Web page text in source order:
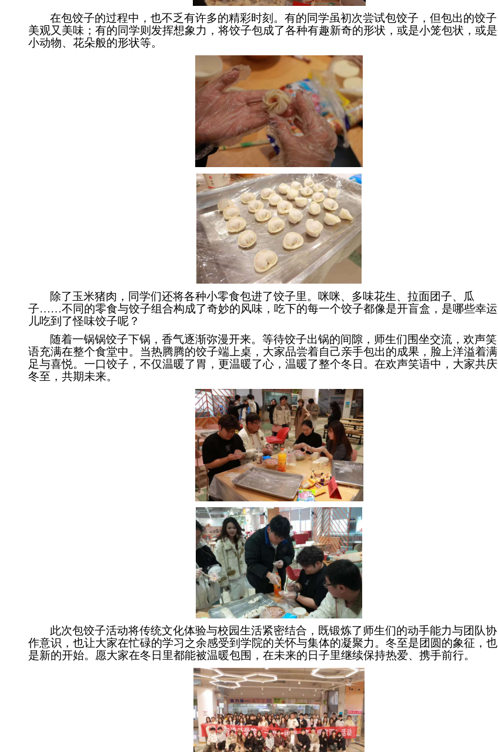
在包饺子的过程中，也不乏有许多的精彩时刻。有的同学虽初次尝试包饺子，但包出的饺子
美观又美味；有的同学则发挥想象力，将饺子包成了各种有趣新奇的形状，或是小笼包状，或是
小动物、花朵般的形状等。
除了玉米猪肉，同学们还将各种小零食包进了饺子里。咪咪、多味花生、拉面团子、瓜
子……不同的零食与饺子组合构成了奇妙的风味，吃下的每一个饺子都像是开盲盒，是哪些幸运
儿吃到了怪味饺子呢？
随着一锅锅饺子下锅，香气逐渐弥漫开来。等待饺子出锅的间隙，师生们围坐交流，欢声笑
语充满在整个食堂中。当热腾腾的饺子端上桌，大家品尝着自己亲手包出的成果，脸上洋溢着满
足与喜悦。一口饺子，不仅温暖了胃，更温暖了心，温暖了整个冬日。在欢声笑语中，大家共庆
冬至，共期未来。
此次包饺子活动将传统文化体验与校园生活紧密结合，既锻炼了师生们的动手能力与团队协
作意识，也让大家在忙碌的学习之余感受到学院的关怀与集体的凝聚力。冬至是团圆的象征，也
是新的开始。愿大家在冬日里都能被温暖包围，在未来的日子里继续保持热爱、携手前行。